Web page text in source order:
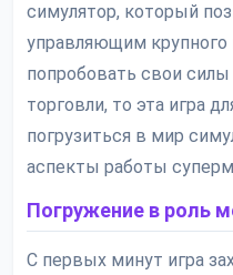
симулятор, который
управляющим крупного
попробовать свои
торговли, то эта игра
погрузиться в мир
аспекты работы
Погружение в роль
С первых минут игра